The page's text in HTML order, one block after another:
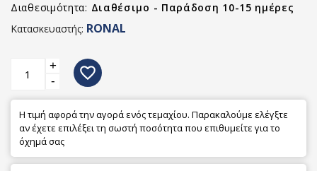
Διαθεσιμότητα: Διαθέσιμο - Παράδοση 10-15 ημέρες
Κατασκευαστής: RONAL
+
-
favorite_border
Η τιμή αφορά την αγορά ενός τεμαχίου. Παρακαλούμε ελέγξτε
αν έχετε επιλέξει τη σωστή ποσότητα που επιθυμείτε για το
όχημά σας